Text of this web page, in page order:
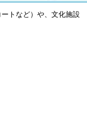
トなど）や、文化施設